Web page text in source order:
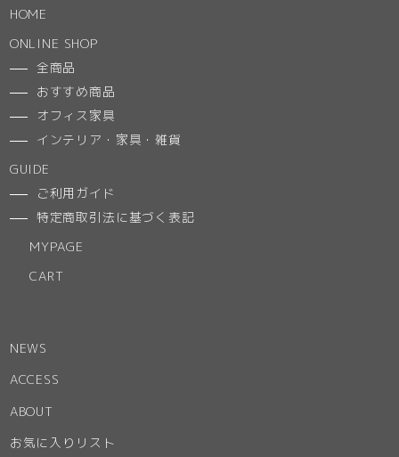
HOME
ONLINE SHOP
全商品
おすすめ商品
オフィス家具
インテリア・家具・雑貨
GUIDE
ご利用ガイド
特定商取引法に基づく表記
MYPAGE
CART
NEWS
ACCESS
ABOUT
お気に入りリスト